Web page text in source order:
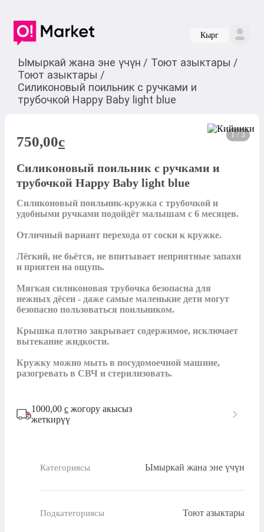
Кырг
Ымыркай жана эне үчүн / Тоют азыктары /
Тоют азыктары /
Силиконовый поильник с ручками и
трубочкой Happy Baby light blue
1 / 3
750,00c
Силиконовый поильник с ручками и
трубочкой Happy Baby light blue
Силиконовый поильник-кружка с трубочкой и
удобными ручками подойдёт малышам с 6 месяцев.
Отличный вариант перехода от соски к кружке.
Лёгкий, не бьётся, не впитывает неприятные запахи
и приятен на ощупь.
Мягкая силиконовая трубочка безопасна для
нежных дёсен - даже самые маленькие дети могут
безопасно пользоваться поильником.
Крышка плотно закрывает содержимое, исключает
вытекание жидкости.
Кружку можно мыть в посудомоечной машине,
разогревать в СВЧ и стерилизовать.
1000,00 с жогору акысыз
жеткирүү
Категориясы Ымыркай жана эне үчүн
Подкатегориясы Тоют азыктары